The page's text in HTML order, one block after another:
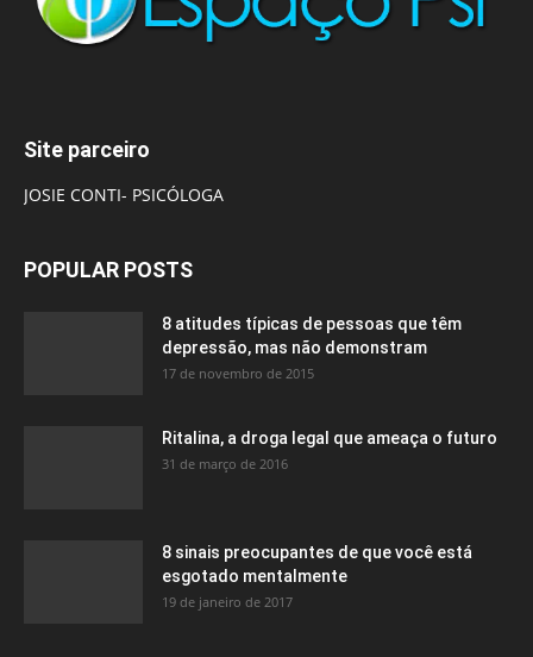
Site parceiro
JOSIE CONTI- PSICÓLOGA
POPULAR POSTS
8 atitudes típicas de pessoas que têm
depressão, mas não demonstram
17 de novembro de 2015
Ritalina, a droga legal que ameaça o futuro
31 de março de 2016
8 sinais preocupantes de que você está
esgotado mentalmente
19 de janeiro de 2017